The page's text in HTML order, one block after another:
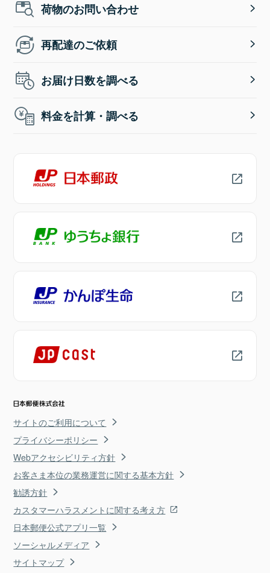
荷物のお問い合わせ
再配達のご依頼
お届け日数を調べる
料金を計算・調べる
サイトのご利用について
プライバシーポリシー
Webアクセシビリティ方針
お客さま本位の業務運営に関する基本方針
勧誘方針
カスタマーハラスメントに関する考え方
日本郵便公式アプリ一覧
ソーシャルメディア
サイトマップ